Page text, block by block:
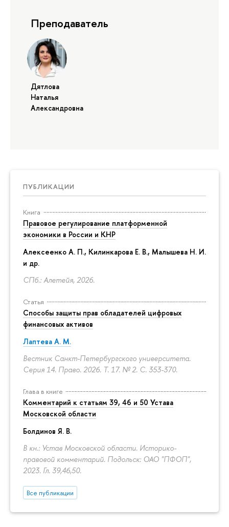
ПУБЛИКАЦИИ
Книга
Правовое регулирование платформенной
экономики в России и КНР
Алексеенко А. П., Килинкарова Е. В., Малышева Н. И.
и др.
СПб.: Алетейя, 2026.
Статья
Способы защиты прав обладателей цифровых
финансовых активов
Лаптева А. М.
Вестник Санкт-Петербургского университета.
Серия 14. Право. 2026. Т. 17. № 2. С. 353-370.
Глава в книге
Комментарий к статьям 39, 46 и 50 Устава
Московской области
Болдинов Я. В.
В кн.: Устав Московской области. Историко-
правовой комментарий. Подольск: ОАО "ПФОП",
2023. Гл. 39,46,50.
Все публикации
Преподаватель
Дятлова
Наталья
Александровна